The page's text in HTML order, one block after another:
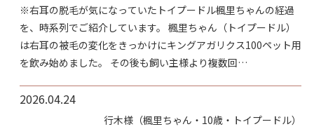
※右耳の脱毛が気になっていたトイプードル楓里ちゃんの経過
を、時系列でご紹介しています。 楓里ちゃん（トイプードル）
は右耳の被毛の変化をきっかけにキングアガリクス100ペット用
を飲み始めました。 その後も飼い主様より複数回…
2026.04.24
行木様（楓里ちゃん・10歳・トイプードル）